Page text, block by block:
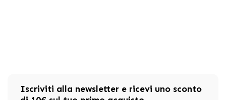
Iscriviti alla newsletter e ricevi uno sconto